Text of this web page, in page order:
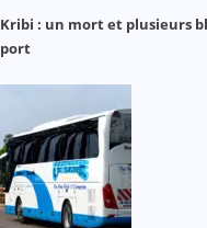
Kribi : un mort et plusieurs
port